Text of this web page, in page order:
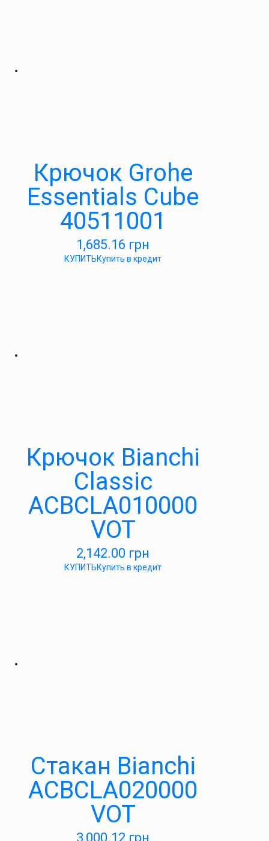
Крючок Grohe
Essentials Cube
40511001
1,685.16 грн
КУПИТЬКупить в кредит
Крючок Bianchi
Classic
ACBCLA010000
VOT
2,142.00 грн
КУПИТЬКупить в кредит
Стакан Bianchi
ACBCLA020000
VOT
3,000.12 грн